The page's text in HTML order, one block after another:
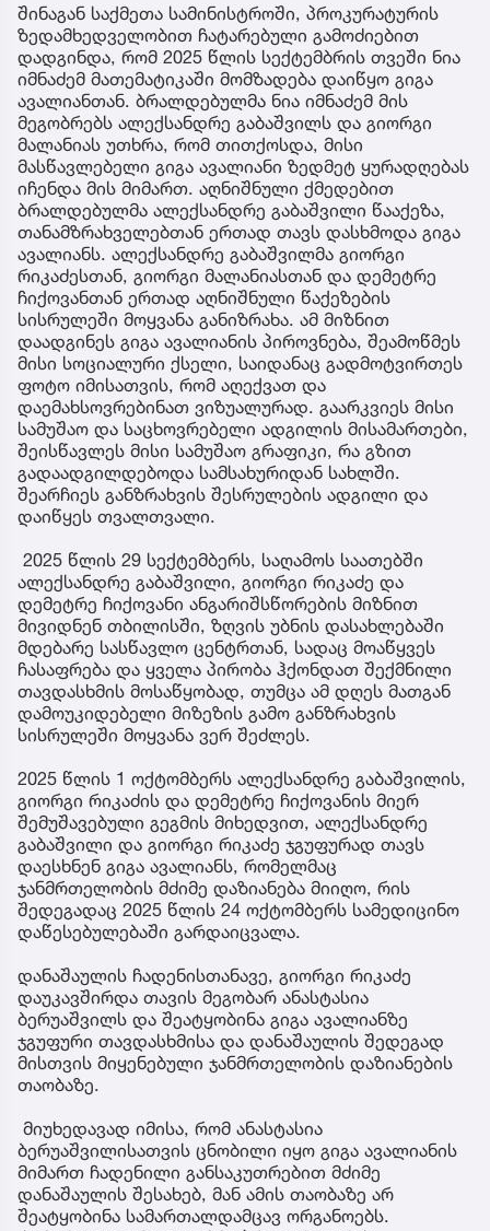
შინაგან საქმეთა სამინისტროში, პროკურატურის
ზედამხედველობით ჩატარებული გამოძიებით
დადგინდა, რომ 2025 წლის სექტემბრის თვეში ნია
იმნაძემ მათემატიკაში მომზადება დაიწყო გიგა
ავალიანთან. ბრალდებულმა ნია იმნაძემ მის
მეგობრებს ალექსანდრე გაბაშვილს და გიორგი
მალანიას უთხრა, რომ თითქოსდა, მისი
მასწავლებელი გიგა ავალიანი ზედმეტ ყურადღებას
იჩენდა მის მიმართ. აღნიშნული ქმედებით
ბრალდებულმა ალექსანდრე გაბაშვილი წააქეზა,
თანამზრახველებთან ერთად თავს დასხმოდა გიგა
ავალიანს. ალექსანდრე გაბაშვილმა გიორგი
რიკაძესთან, გიორგი მალანიასთან და დემეტრე
ჩიქოვანთან ერთად აღნიშნული წაქეზების
სისრულეში მოყვანა განიზრახა. ამ მიზნით
დაადგინეს გიგა ავალიანის პიროვნება, შეამოწმეს
მისი სოციალური ქსელი, საიდანაც გადმოტვირთეს
ფოტო იმისათვის, რომ აღექვათ და
დაემახსოვრებინათ ვიზუალურად. გაარკვიეს მისი
სამუშაო და საცხოვრებელი ადგილის მისამართები,
შეისწავლეს მისი სამუშაო გრაფიკი, რა გზით
გადაადგილდებოდა სამსახურიდან სახლში.
შეარჩიეს განზრახვის შესრულების ადგილი და
დაიწყეს თვალთვალი.
2025 წლის 29 სექტემბერს, საღამოს საათებში
ალექსანდრე გაბაშვილი, გიორგი რიკაძე და
დემეტრე ჩიქოვანი ანგარიშსწორების მიზნით
მივიდნენ თბილისში, ზღვის უბნის დასახლებაში
მდებარე სასწავლო ცენტრთან, სადაც მოაწყვეს
ჩასაფრება და ყველა პირობა ჰქონდათ შექმნილი
თავდასხმის მოსაწყობად, თუმცა ამ დღეს მათგან
დამოუკიდებელი მიზეზის გამო განზრახვის
სისრულეში მოყვანა ვერ შეძლეს.
2025 წლის 1 ოქტომბერს ალექსანდრე გაბაშვილის,
გიორგი რიკაძის და დემეტრე ჩიქოვანის მიერ
შემუშავებული გეგმის მიხედვით, ალექსანდრე
გაბაშვილი და გიორგი რიკაძე ჯგუფურად თავს
დაესხნენ გიგა ავალიანს, რომელმაც
ჯანმრთელობის მძიმე დაზიანება მიიღო, რის
შედეგადაც 2025 წლის 24 ოქტომბერს სამედიცინო
დაწესებულებაში გარდაიცვალა.
დანაშაულის ჩადენისთანავე, გიორგი რიკაძე
დაუკავშირდა თავის მეგობარ ანასტასია
ბერუაშვილს და შეატყობინა გიგა ავალიანზე
ჯგუფური თავდასხმისა და დანაშაულის შედეგად
მისთვის მიყენებული ჯანმრთელობის დაზიანების
თაობაზე.
მიუხედავად იმისა, რომ ანასტასია
ბერუაშვილისათვის ცნობილი იყო გიგა ავალიანის
მიმართ ჩადენილი განსაკუთრებით მძიმე
დანაშაულის შესახებ, მან ამის თაობაზე არ
შეატყობინა სამართალდამცავ ორგანოებს.